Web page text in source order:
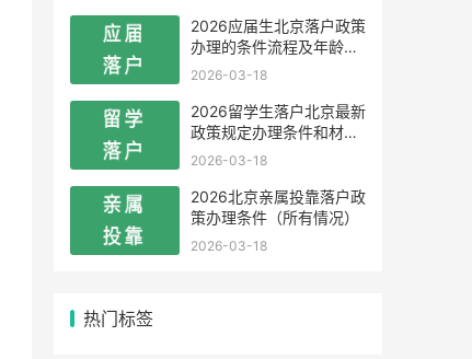
2026应届生北京落户政策
办理的条件流程及年龄限
制
2026-03-18
2026留学生落户北京最新
政策规定办理条件和材料
及流程
2026-03-18
2026北京亲属投靠落户政
策办理条件（所有情况）
2026-03-18
热门标签